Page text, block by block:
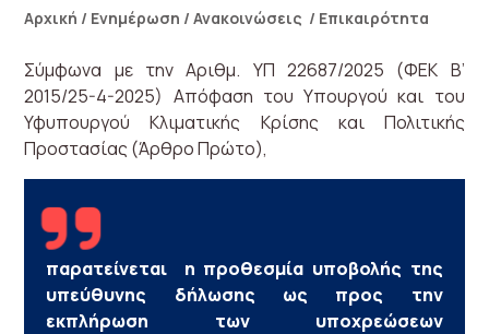
Αρχική / Ενημέρωση /Ανακοινώσεις / Επικαιρότητα
Σύμφωνα με την Αριθμ. ΥΠ 22687/2025 (ΦΕΚ Β’
2015/25-4-2025) Απόφαση του Υπουργού και του
Υφυπουργού Κλιματικής Κρίσης και Πολιτικής
Προστασίας (Άρθρο Πρώτο),
παρατείνεται η προθεσμία υποβολής της
υπεύθυνης δήλωσης ως προς την
εκπλήρωση των υποχρεώσεων